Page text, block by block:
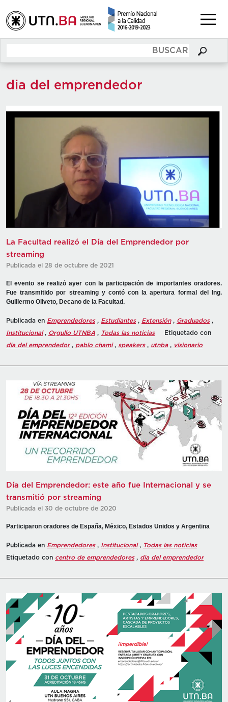
dia del emprendedor
La Facultad realizó el Día del Emprendedor por
streaming
Publicada el 28 de octubre de 2021
El evento se realizó ayer con la participación de importantes oradores.
Fue transmitido por streaming y contó con la apertura formal del Ing.
Guillermo Oliveto, Decano de la Facultad.
Publicada en Emprendedores, Estudiantes, Extensión, Graduados,
Institucional, Orgullo UTNBA , Todas las noticias
Etiquetado con
dia del emprendedor, pablo chami, speakers, utnba, visionario
Día del Emprendedor: este año fue Internacional y se
transmitió por streaming
Publicada el 30 de octubre de 2020
Participaron oradores de España, México, Estados Unidos y Argentina
Publicada en Emprendedores, Institucional, Todas las noticias
Etiquetado con centro de emprendedores, dia del emprendedor